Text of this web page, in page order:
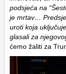
podsjeća na
je mrtav…
uroti koja
glasali za
ćemo žaliti za